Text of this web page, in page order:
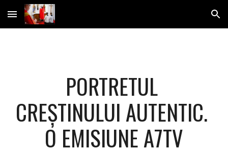
Skip to main content Skip to navigation
PORTRETUL
CREȘTINULUI AUTENTIC.
O EMISIUNE A7TV